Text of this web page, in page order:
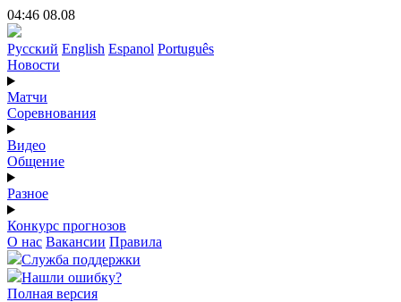
04:46 08.08
Русский English Espanol Português
Новости
Матчи
Соревнования
Видео
Общение
Разное
Конкурс прогнозов
О нас Вакансии Правила
Служба поддержки
Нашли ошибку?
Полная версия